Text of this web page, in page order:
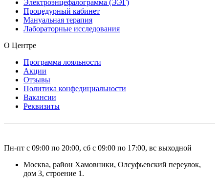
Электроэнцефалограмма (ЭЭГ)
Процедурный кабинет
Мануальная терапия
Лабораторные исследования
О Центре
Программа лояльности
Акции
Отзывы
Политика конфедициальности
Вакансии
Реквизиты
Пн-пт с 09:00 по 20:00, сб с 09:00 по 17:00, вс выходной
Москва, район Хамовники, Олсуфьевский переулок,
дом 3, строение 1.